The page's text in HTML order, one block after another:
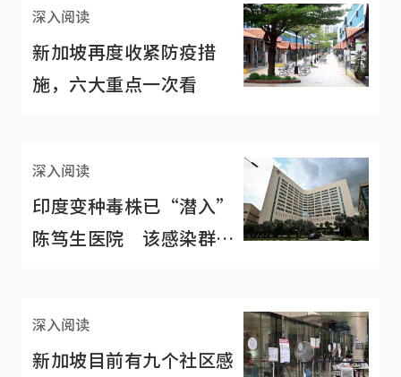
深入阅读
新加坡再度收紧防疫措
施，六大重点一次看
深入阅读
印度变种毒株已“潜入”
陈笃生医院 该感染群有
深入阅读
新加坡目前有九个社区感